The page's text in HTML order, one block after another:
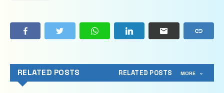
RELATED POSTS RELATED POSTS MORE